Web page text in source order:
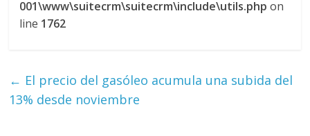
a
N
S
001\www\suitecrm\suitecrm\include\utils.php on
line 1762
← El precio del gasóleo acumula una subida del
13% desde noviembre